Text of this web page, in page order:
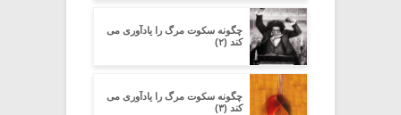
چگونه سکوت مرگ را یادآوری می
کند (۲)
چگونه سکوت مرگ را یادآوری می
کند (۳)